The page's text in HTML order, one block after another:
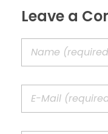
Leave a